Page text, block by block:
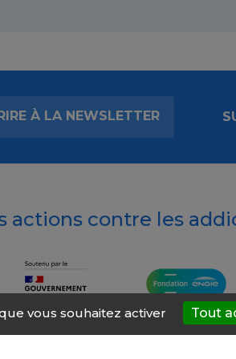
À LA NEWSLETTER
actions contre les
vous souhaitez activer Tout